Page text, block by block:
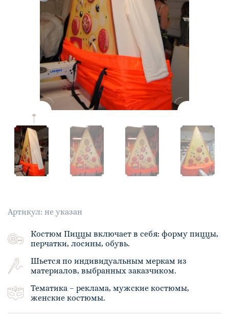
Артикул: не указан
Костюм Пиццы включает в себя: форму пиццы,
перчатки, лосины, обувь.
Шьется по индивидуальным меркам из
материалов, выбранных заказчиком.
Тематика – реклама, мужские костюмы,
женские костюмы.